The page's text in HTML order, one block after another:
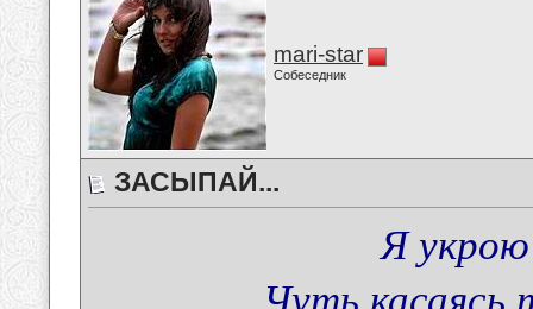
mari-star
Собеседник
ЗАСЫПАЙ...
Я
Чуть